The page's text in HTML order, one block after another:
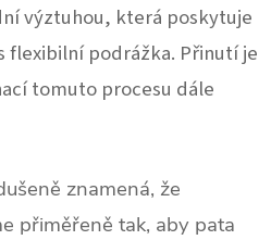
výztuhou, která poskytuje
flexibilní podrážka. Přinutí je
tomuto procesu dále
znamená, že
přiměřeně tak, aby pata